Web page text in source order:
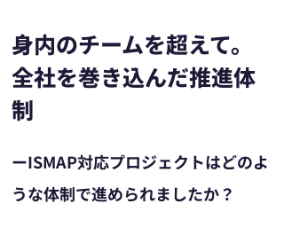
身内のチームを超えて。
全社を巻き込んだ推進体
制
ーISMAP対応プロジェクトはどのよ
うな体制で進められましたか？